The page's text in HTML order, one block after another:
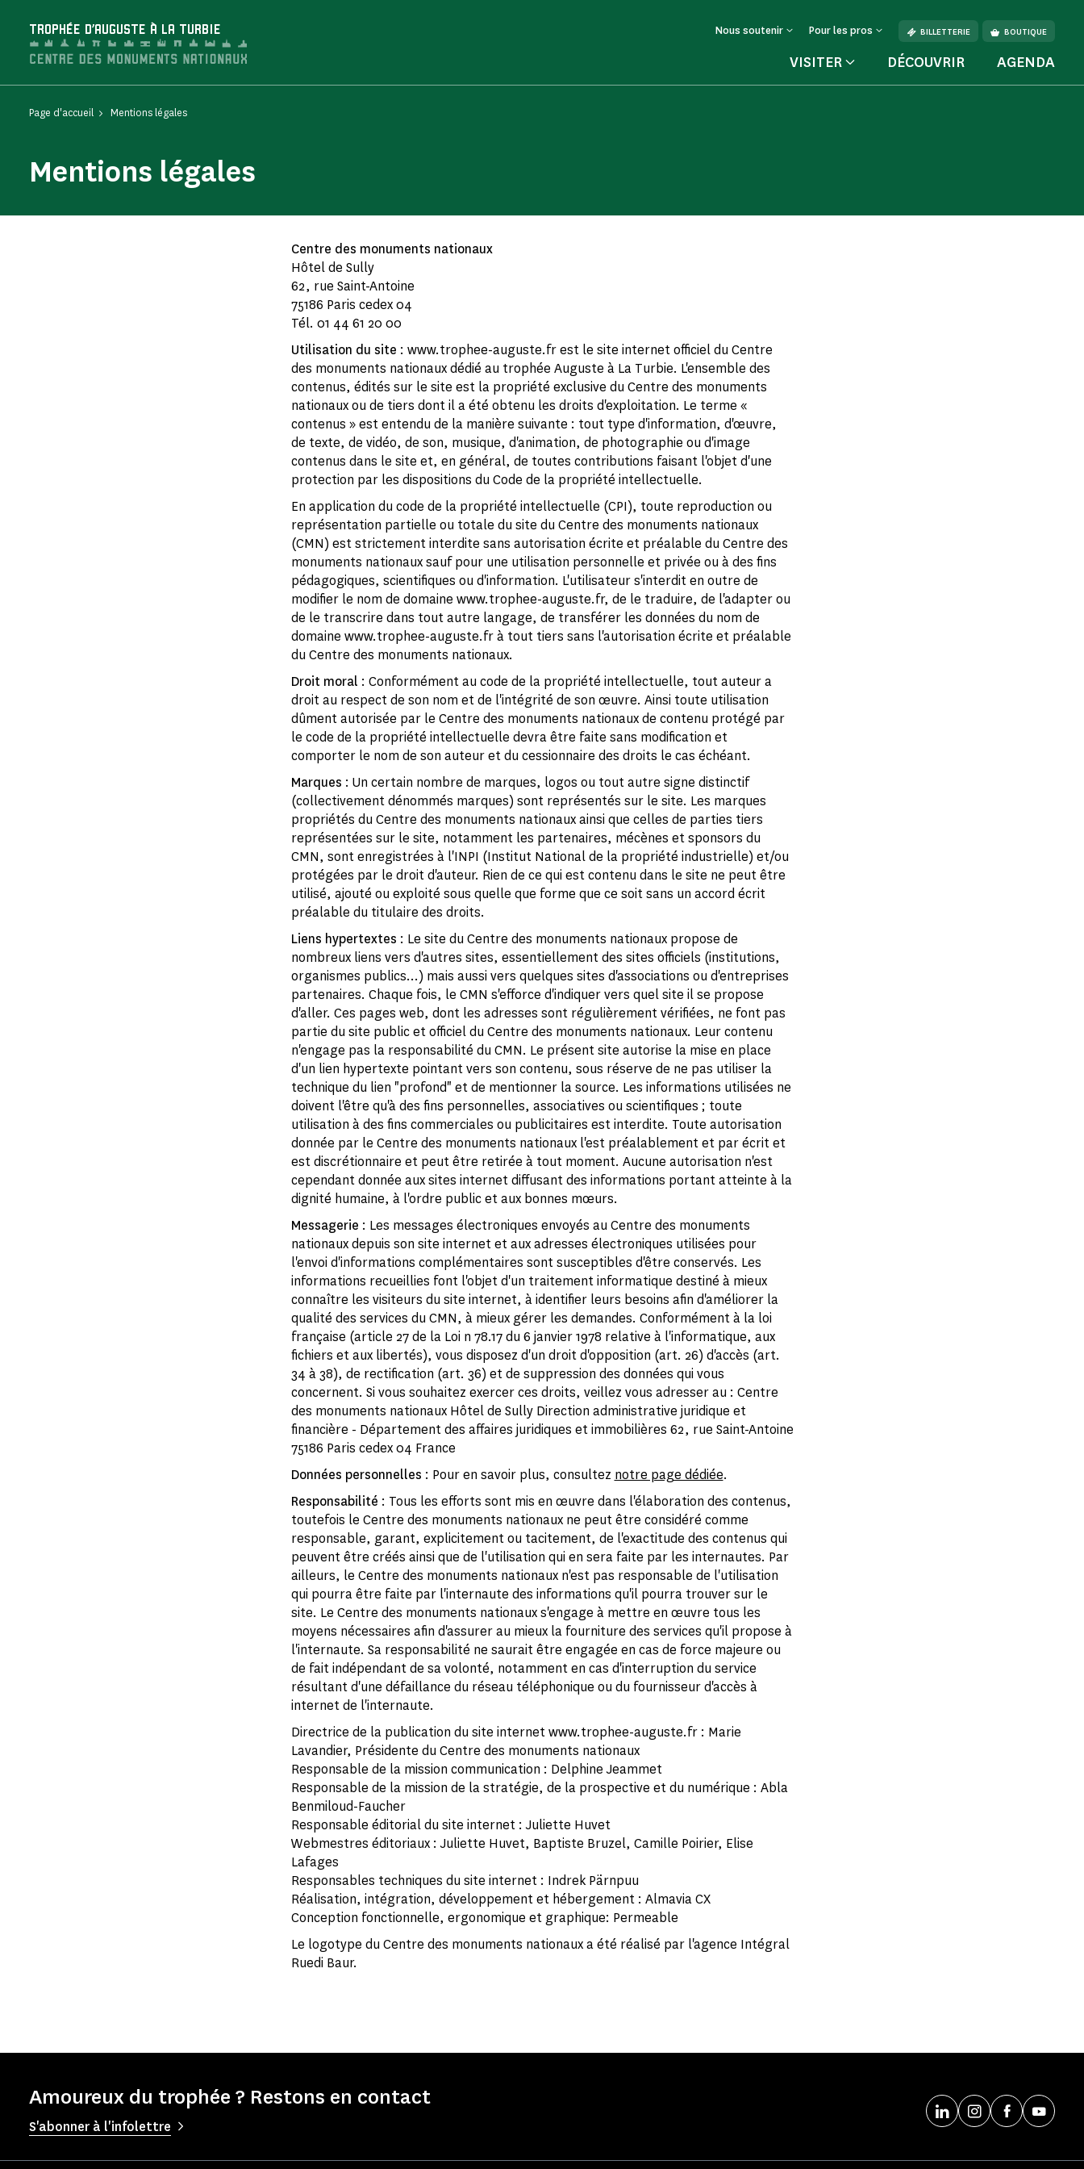
TROPHÉE D'AUGUSTE À LA TURBIE Nous soutenir Pour les pros BILLETTERIE BOUTIQUE
VISITER DÉCOUVRIR AGENDA
Page d'accueil Mentions légales
Mentions légales
Centre des monuments nationaux
Hôtel de Sully
62, rue Saint-Antoine
75186 Paris cedex 04
Tél. 01 44 61 20 00
Utilisation du site : www.trophee-auguste.fr est le site internet officiel du Centre
des monuments nationaux dédié au trophée Auguste à La Turbie. L'ensemble des
contenus, édités sur le site est la propriété exclusive du Centre des monuments
nationaux ou de tiers dont il a été obtenu les droits d'exploitation. Le terme «
contenus » est entendu de la manière suivante : tout type d'information, d'œuvre,
de texte, de vidéo, de son, musique, d'animation, de photographie ou d'image
contenus dans le site et, en général, de toutes contributions faisant l'objet d'une
protection par les dispositions du Code de la propriété intellectuelle.
En application du code de la propriété intellectuelle (CPI), toute reproduction ou
représentation partielle ou totale du site du Centre des monuments nationaux
(CMN) est strictement interdite sans autorisation écrite et préalable du Centre des
monuments nationaux sauf pour une utilisation personnelle et privée ou à des fins
pédagogiques, scientifiques ou d'information. L'utilisateur s'interdit en outre de
modifier le nom de domaine www.trophee-auguste.fr, de le traduire, de l'adapter ou
de le transcrire dans tout autre langage, de transférer les données du nom de
domaine www.trophee-auguste.fr à tout tiers sans l'autorisation écrite et préalable
du Centre des monuments nationaux.
Droit moral : Conformément au code de la propriété intellectuelle, tout auteur a
droit au respect de son nom et de l'intégrité de son œuvre. Ainsi toute utilisation
dûment autorisée par le Centre des monuments nationaux de contenu protégé par
le code de la propriété intellectuelle devra être faite sans modification et
comporter le nom de son auteur et du cessionnaire des droits le cas échéant.
Marques : Un certain nombre de marques, logos ou tout autre signe distinctif
(collectivement dénommés marques) sont représentés sur le site. Les marques
propriétés du Centre des monuments nationaux ainsi que celles de parties tiers
représentées sur le site, notamment les partenaires, mécènes et sponsors du
CMN, sont enregistrées à l'INPI (Institut National de la propriété industrielle) et/ou
protégées par le droit d'auteur. Rien de ce qui est contenu dans le site ne peut être
utilisé, ajouté ou exploité sous quelle que forme que ce soit sans un accord écrit
préalable du titulaire des droits.
Liens hypertextes : Le site du Centre des monuments nationaux propose de
nombreux liens vers d'autres sites, essentiellement des sites officiels (institutions,
organismes publics...) mais aussi vers quelques sites d'associations ou d'entreprises
partenaires. Chaque fois, le CMN s'efforce d'indiquer vers quel site il se propose
d'aller. Ces pages web, dont les adresses sont régulièrement vérifiées, ne font pas
partie du site public et officiel du Centre des monuments nationaux. Leur contenu
n'engage pas la responsabilité du CMN. Le présent site autorise la mise en place
d'un lien hypertexte pointant vers son contenu, sous réserve de ne pas utiliser la
technique du lien "profond" et de mentionner la source. Les informations utilisées ne
doivent l'être qu'à des fins personnelles, associatives ou scientifiques ; toute
utilisation à des fins commerciales ou publicitaires est interdite. Toute autorisation
donnée par le Centre des monuments nationaux l'est préalablement et par écrit et
est discrétionnaire et peut être retirée à tout moment. Aucune autorisation n'est
cependant donnée aux sites internet diffusant des informations portant atteinte à la
dignité humaine, à l'ordre public et aux bonnes mœurs.
Messagerie : Les messages électroniques envoyés au Centre des monuments
nationaux depuis son site internet et aux adresses électroniques utilisées pour
l'envoi d'informations complémentaires sont susceptibles d'être conservés. Les
informations recueillies font l'objet d'un traitement informatique destiné à mieux
connaître les visiteurs du site internet, à identifier leurs besoins afin d'améliorer la
qualité des services du CMN, à mieux gérer les demandes. Conformément à la loi
française (article 27 de la Loi n 78.17 du 6 janvier 1978 relative à l'informatique, aux
fichiers et aux libertés), vous disposez d'un droit d'opposition (art. 26) d'accès (art.
34 à 38), de rectification (art. 36) et de suppression des données qui vous
concernent. Si vous souhaitez exercer ces droits, veillez vous adresser au : Centre
des monuments nationaux Hôtel de Sully Direction administrative juridique et
financière - Département des affaires juridiques et immobilières 62, rue Saint-Antoine
75186 Paris cedex 04 France
Données personnelles : Pour en savoir plus, consultez notre page dédiée.
Responsabilité : Tous les efforts sont mis en œuvre dans l'élaboration des contenus,
toutefois le Centre des monuments nationaux ne peut être considéré comme
responsable, garant, explicitement ou tacitement, de l'exactitude des contenus qui
peuvent être créés ainsi que de l'utilisation qui en sera faite par les internautes. Par
ailleurs, le Centre des monuments nationaux n'est pas responsable de l'utilisation
qui pourra être faite par l'internaute des informations qu'il pourra trouver sur le
site. Le Centre des monuments nationaux s'engage à mettre en œuvre tous les
moyens nécessaires afin d'assurer au mieux la fourniture des services qu'il propose à
l'internaute. Sa responsabilité ne saurait être engagée en cas de force majeure ou
de fait indépendant de sa volonté, notamment en cas d'interruption du service
résultant d'une défaillance du réseau téléphonique ou du fournisseur d'accès à
internet de l'internaute.
Directrice de la publication du site internet www.trophee-auguste.fr : Marie
Lavandier, Présidente du Centre des monuments nationaux
Responsable de la mission communication : Delphine Jeammet
Responsable de la mission de la stratégie, de la prospective et du numérique : Abla
Benmiloud-Faucher
Responsable éditorial du site internet : Juliette Huvet
Webmestres éditoriaux : Juliette Huvet, Baptiste Bruzel, Camille Poirier, Elise
Lafages
Responsables techniques du site internet : Indrek Pärnpuu
Réalisation, intégration, développement et hébergement : Almavia CX
Conception fonctionnelle, ergonomique et graphique: Permeable
Le logotype du Centre des monuments nationaux a été réalisé par l'agence Intégral
Ruedi Baur.
Amoureux du trophée ? Restons en contact
S'abonner à l'infolettre